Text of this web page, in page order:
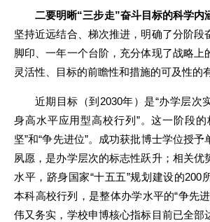
二要明晰“三步走”奋斗目标的科学内
坚持近远结合、梯次推进，明确了分阶段
脚印、一年一个台阶，充分体现了战略上
灵活性、目标的前瞻性和措施的可及性的
近期目标（到2030年）是“办学层次
身高水平应用型高校行列”。这一阶段
坚”和“争先进位”。成功获批博士学位授
夙愿，是办学层次的标志性跃升；相关优
水平，跻身国家“十五五”规划建设的200
本科高校行列，是整体办学水平的“争先
伟又务实，学校申博核心指标目前已全部